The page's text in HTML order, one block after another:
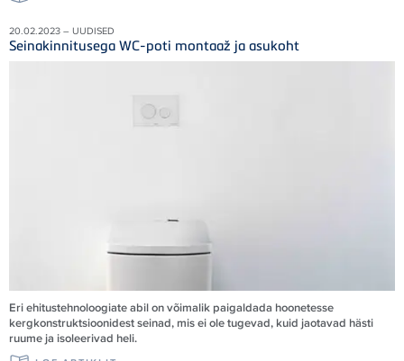
20.02.2023 – UUDISED
Seinakinnitusega WC-poti montaaž ja asukoht
Eri ehitustehnoloogiate abil on võimalik paigaldada hoonetesse
kergkonstruktsioonidest seinad, mis ei ole tugevad, kuid jaotavad hästi
ruume ja isoleerivad heli.